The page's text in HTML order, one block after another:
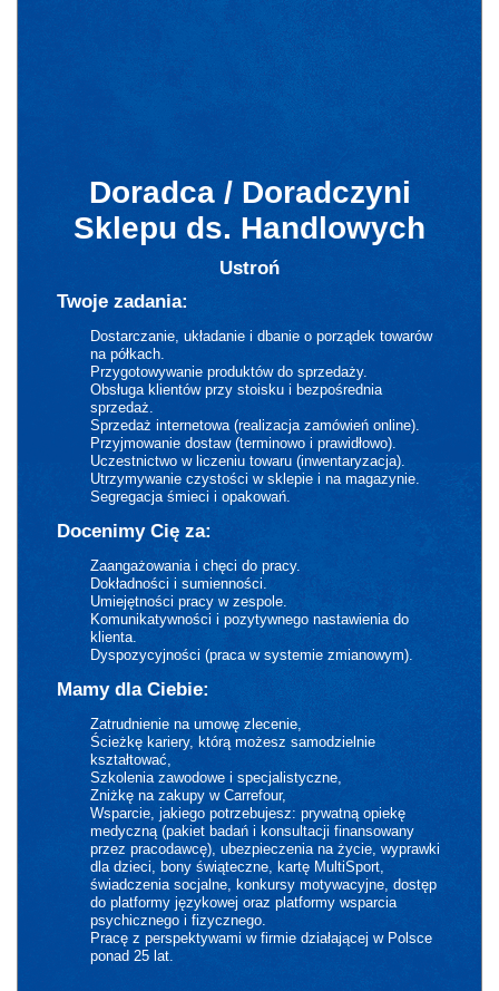
Doradca / Doradczyni
Sklepu ds. Handlowych
Ustroń
Twoje zadania:
Dostarczanie, układanie i dbanie o porządek towarów
na półkach.
Przygotowywanie produktów do sprzedaży.
Obsługa klientów przy stoisku i bezpośrednia
sprzedaż.
Sprzedaż internetowa (realizacja zamówień online).
Przyjmowanie dostaw (terminowo i prawidłowo).
Uczestnictwo w liczeniu towaru (inwentaryzacja).
Utrzymywanie czystości w sklepie i na magazynie.
Segregacja śmieci i opakowań.
Docenimy Cię za:
Zaangażowania i chęci do pracy.
Dokładności i sumienności.
Umiejętności pracy w zespole.
Komunikatywności i pozytywnego nastawienia do
klienta.
Dyspozycyjności (praca w systemie zmianowym).
Mamy dla Ciebie:
Zatrudnienie na umowę zlecenie,
Ścieżkę kariery, którą możesz samodzielnie
kształtować,
Szkolenia zawodowe i specjalistyczne,
Zniżkę na zakupy w Carrefour,
Wsparcie, jakiego potrzebujesz: prywatną opiekę
medyczną (pakiet badań i konsultacji finansowany
przez pracodawcę), ubezpieczenia na życie, wyprawki
dla dzieci, bony świąteczne, kartę MultiSport,
świadczenia socjalne, konkursy motywacyjne, dostęp
do platformy językowej oraz platformy wsparcia
psychicznego i fizycznego.
Pracę z perspektywami w firmie działającej w Polsce
ponad 25 lat.